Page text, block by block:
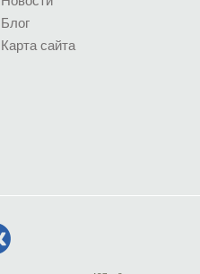
Блог
Карта сайта